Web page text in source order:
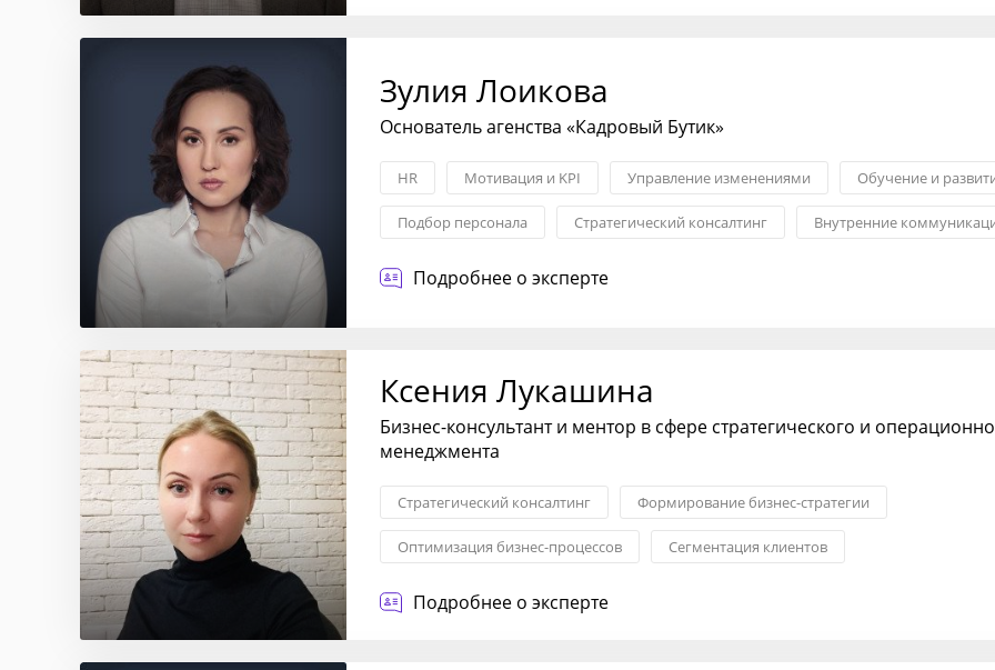
Зулия Лоикова
Основатель агенства «Кадровый Бутик»
HR Мотивация и KPI Управление изменениями Обучение и
Подбор персонала Стратегический консалтинг Внутренние
Подробнее о эксперте
Ксения Лукашина
Бизнес-консультант и ментор в сфере стратегического и
менеджмента
Стратегический консалтинг Формирование бизнес-стратегии
Оптимизация бизнес-процессов Сегментация клиентов
Стратегия ценообразования
Подробнее о эксперте